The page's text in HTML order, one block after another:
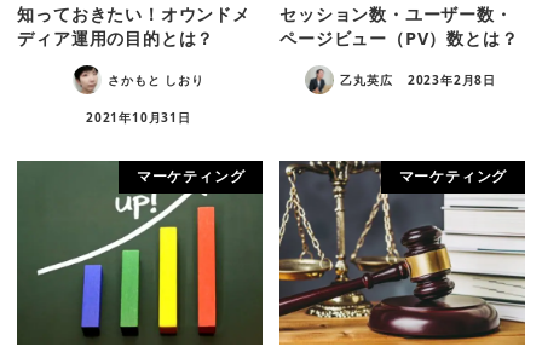
知っておきたい！オウンドメ
ディア運用の目的とは？
さかもと しおり
2021年10月31日
セッション数・ユーザー数・
ページビュー（PV）数とは？
乙丸英広 2023年2月8日
マーケティング マーケティング